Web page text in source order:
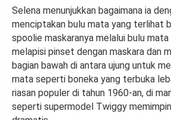
Selena menunjukkan bagaimana ia
menciptakan bulu mata yang terlihat
spoolie maskaranya melalui bulu
melapisi pinset dengan maskara dan
bagian bawah di antara ujung untuk
mata seperti boneka yang terbuka
riasan populer di tahun 1960-an, di
seperti supermodel Twiggy